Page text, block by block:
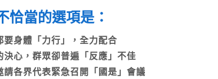
恰當的選項是：
要身體「力行」，全力配合
決心，群眾卻普遍「反應」不佳
請各界代表緊急召開「國是」會議